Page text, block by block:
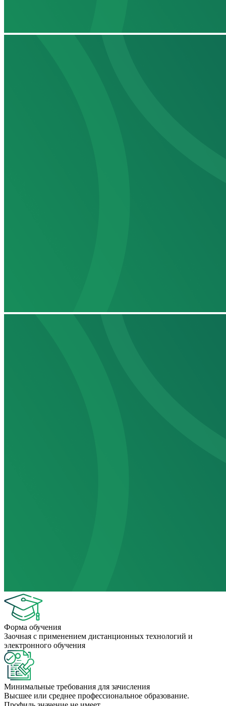
Форма обучения
Заочная с применением дистанционных технологий и
электронного обучения
Минимальные требования для зачисления
Высшее или среднее профессиональное образование.